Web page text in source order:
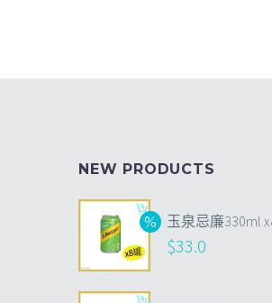
NEW PRODUCTS
玉泉忌廉330ml
$33.0